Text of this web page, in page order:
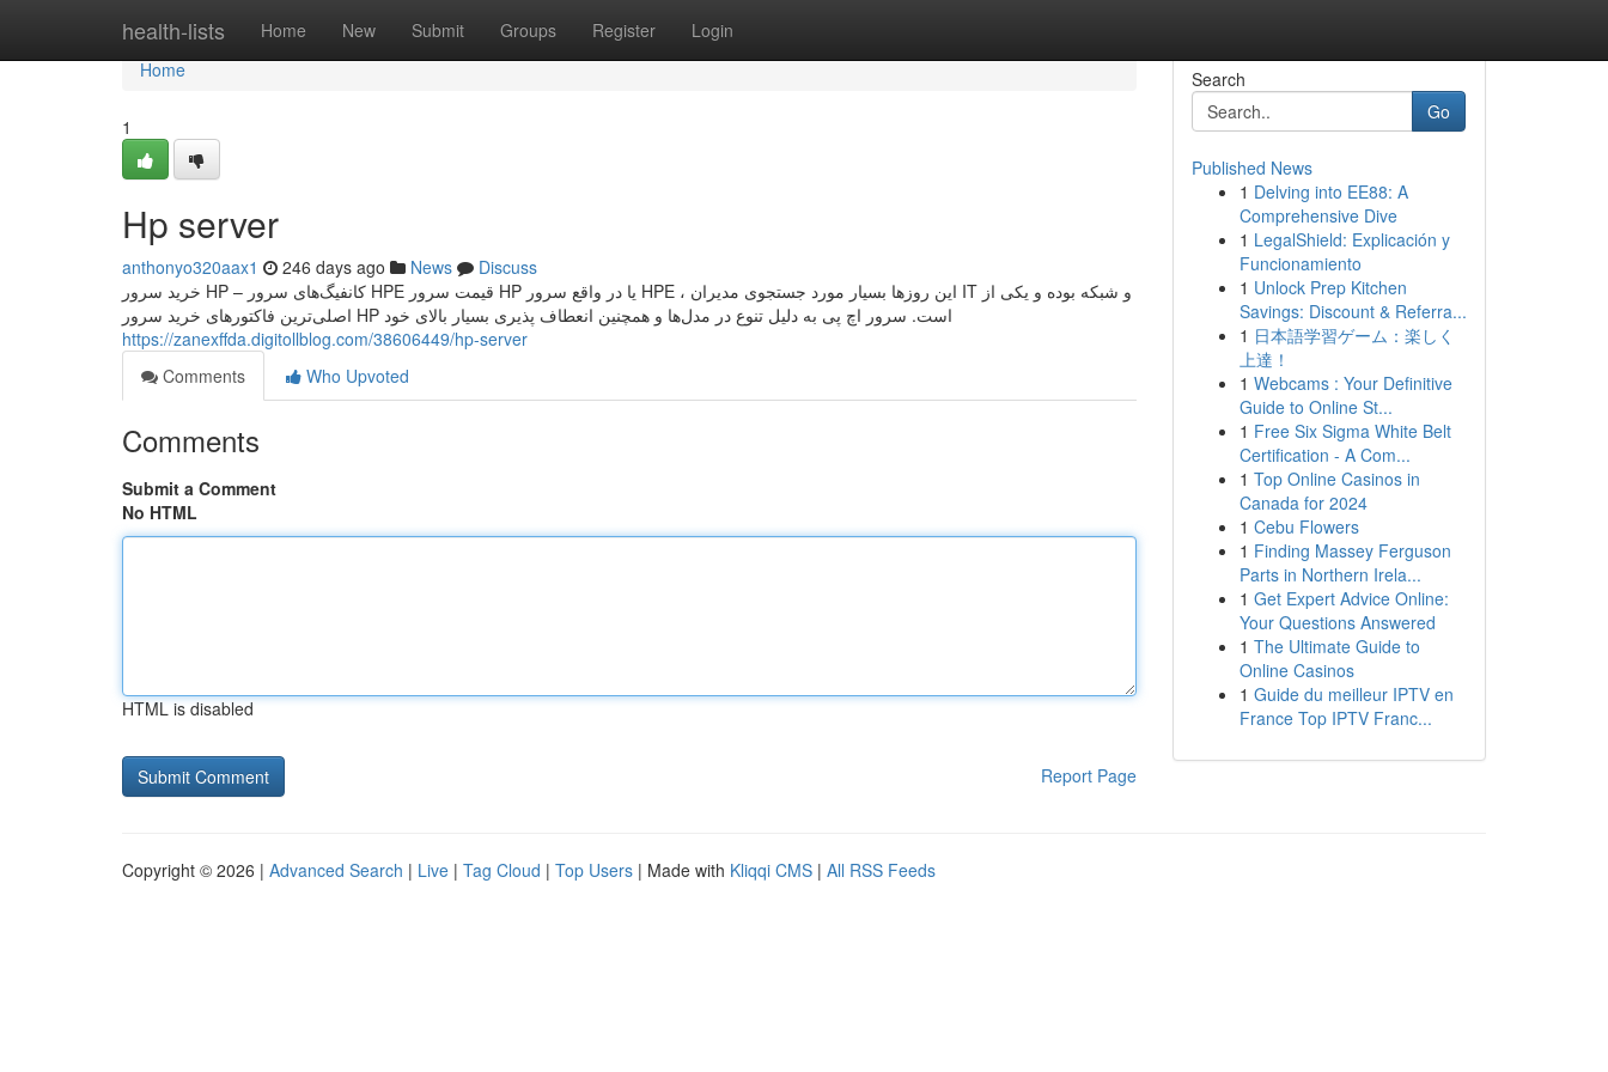
health-lists Home New Submit Groups Register Login
Home
Home
1
Hp server
anthonyo320aax1 246 days ago News
Discuss
خرید سرور HP – کانفیگ‌های سرور HPE قیمت سرور HP یا در واقع سرور HPE ، این روزها بسیار مورد جستجوی مدیران IT و شبکه بوده و یکی از
اصلی‌ترین فاکتورهای خرید سرور HP است. سرور اچ پی به دلیل تنوع در مدل‌‌ها و همچنین انعطاف پذیری بسیار بالای خود
https://zanexffda.digitollblog.com/38606449/hp-server
Comments
Who Upvoted
Comments
Submit a Comment
No HTML
HTML is disabled
Report Page
Search
Go
Published News
1 Delving into EE88: A
Comprehensive Dive
1 LegalShield: Explicación y
Funcionamiento
1 Unlock Prep Kitchen
Savings: Discount & Referra...
1 日本語学習ゲーム：楽しく
上達！
1 Webcams : Your Definitive
Guide to Online St...
1 Free Six Sigma White Belt
Certification - A Com...
1 Top Online Casinos in
Canada for 2024
1 Cebu Flowers
1 Finding Massey Ferguson
Parts in Northern Irela...
1 Get Expert Advice Online:
Your Questions Answered
1 The Ultimate Guide to
Online Casinos
1 Guide du meilleur IPTV en
France Top IPTV Franc...
Copyright © 2026 | Advanced Search | Live | Tag Cloud | Top Users | Made with Kliqqi CMS | All RSS Feeds